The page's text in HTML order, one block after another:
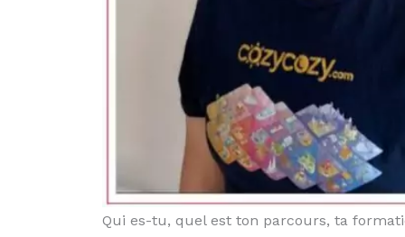
Qui es-tu, quel est ton parcours, ta